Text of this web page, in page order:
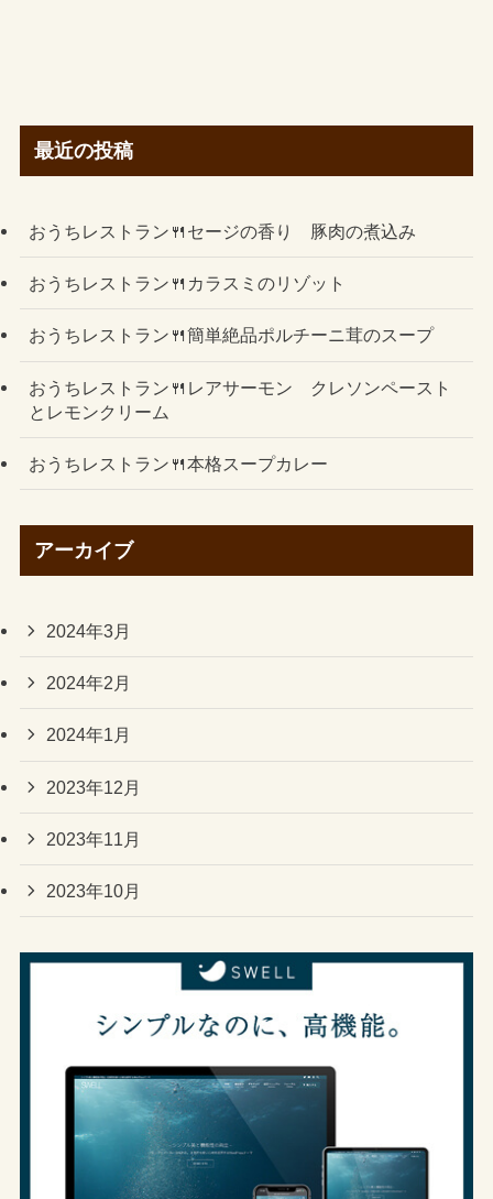
最近の投稿
おうちレストラン🍴セージの香り 豚肉の煮込み
おうちレストラン🍴カラスミのリゾット
おうちレストラン🍴簡単絶品ポルチーニ茸のスープ
おうちレストラン🍴レアサーモン クレソンペースト
とレモンクリーム
おうちレストラン🍴本格スープカレー
アーカイブ
2024年3月
2024年2月
2024年1月
2023年12月
2023年11月
2023年10月